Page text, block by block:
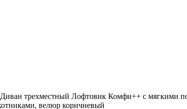
Диван трехместный Лофтовик Комфи++ с мягкими